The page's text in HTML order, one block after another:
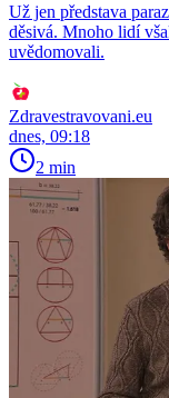
Už jen představa
děsivá. Mnoho lidí
uvědomovali.
Zdravestravovani.eu
dnes, 09:18
2 min